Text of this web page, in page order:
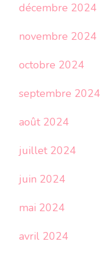
décembre 2024
novembre 2024
octobre 2024
septembre 2024
août 2024
juillet 2024
juin 2024
mai 2024
avril 2024